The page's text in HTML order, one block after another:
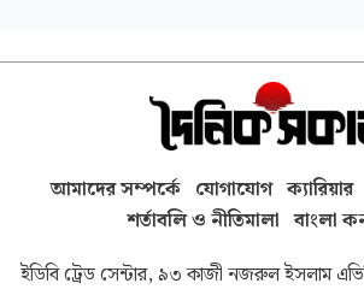
আমাদের সম্পর্কে যোগাযোগ ক্যারিয়ার
শর্তাবলি ও নীতিমালা বাংলা
ইডিবি ট্রেড সেন্টার, ৯৩ কাজী নজরুল ইসলাম